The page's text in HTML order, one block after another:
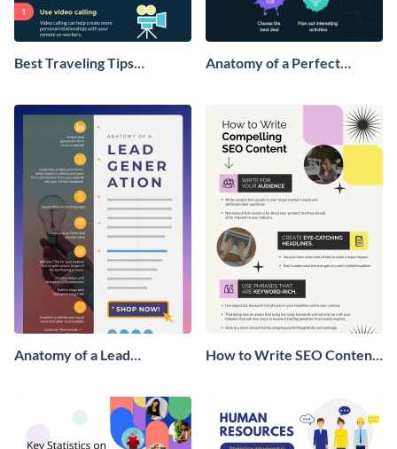
Best Traveling Tips
Anatomy of a Perfect
Anatomy of a Lead
How to Write SEO Content